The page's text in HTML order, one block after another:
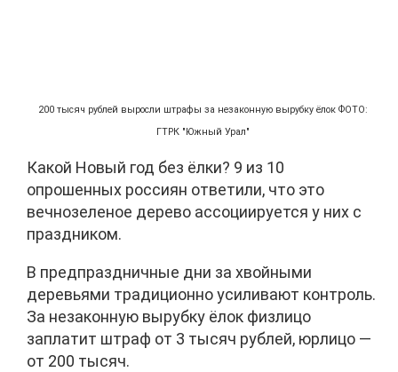
200 тысяч рублей выросли штрафы за незаконную вырубку ёлок ФОТО:
ГТРК "Южный Урал"
Какой Новый год без ёлки? 9 из 10
опрошенных россиян ответили, что это
вечнозеленое дерево ассоциируется у них с
праздником.
В предпраздничные дни за хвойными
деревьями традиционно усиливают контроль.
За незаконную вырубку ёлок физлицо
заплатит штраф от 3 тысяч рублей, юрлицо —
от 200 тысяч.